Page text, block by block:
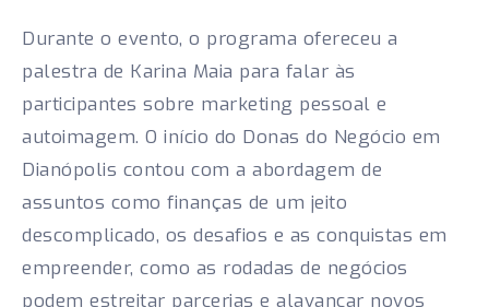
Durante o evento, o programa ofereceu a
palestra de Karina Maia para falar às
participantes sobre marketing pessoal e
autoimagem. O início do Donas do Negócio em
Dianópolis contou com a abordagem de
assuntos como finanças de um jeito
descomplicado, os desafios e as conquistas em
empreender, como as rodadas de negócios
podem estreitar parcerias e alavancar novos